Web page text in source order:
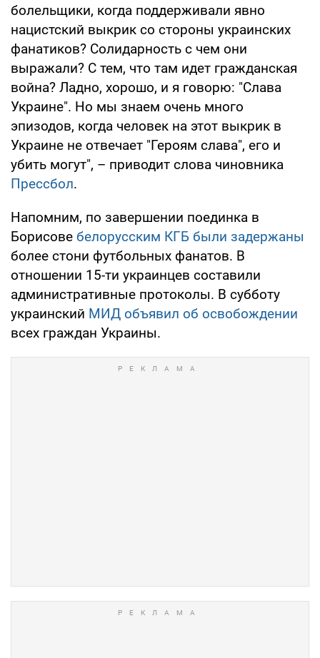
болельщики, когда поддерживали явно
нацистский выкрик со стороны украинских
фанатиков? Солидарность с чем они
выражали? С тем, что там идет гражданская
война? Ладно, хорошо, и я говорю: "Слава
Украине". Но мы знаем очень много
эпизодов, когда человек на этот выкрик в
Украине не отвечает "Героям слава", его и
убить могут", – приводит слова чиновника
Прессбол.
Напомним, по завершении поединка в
Борисове белорусским КГБ были задержаны
более стони футбольных фанатов. В
отношении 15-ти украинцев составили
административные протоколы. В субботу
украинский МИД объявил об освобождении
всех граждан Украины.